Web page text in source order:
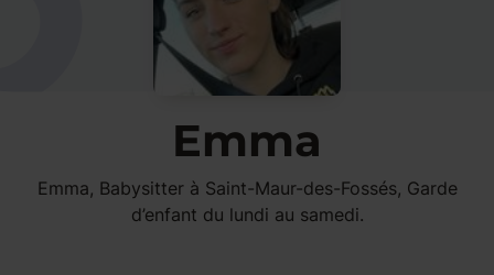
Emma
Emma, Babysitter à Saint-Maur-des-Fossés, Garde
d’enfant du lundi au samedi.